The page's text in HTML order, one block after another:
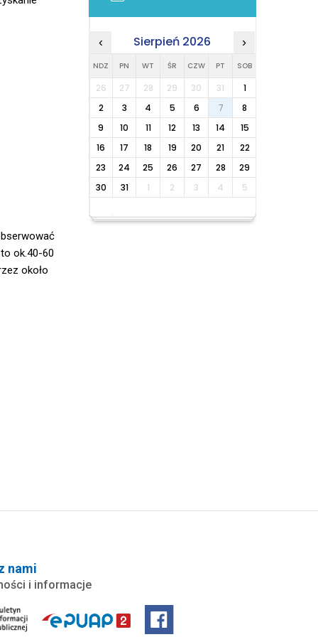
ok.40-60
około
‹ Sierpień 2026 ›
NDZ PN WT ŚR CZW PT SOB
26 27 28 29 30 31
1
2
3 4 5 6 7
8
9
10 11 12 13 14
15
16
17 18 19 20 21
22
23
24 25 26 27 28
29
30
31 1 2 3 4 5
nami
i informacje